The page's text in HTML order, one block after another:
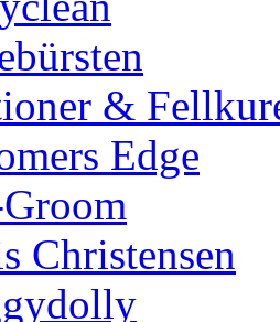
&
Edge
Christensen